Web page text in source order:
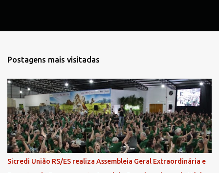
Postagens mais visitadas
Sicredi União RS/ES realiza Assembleia Geral Extraordinária e